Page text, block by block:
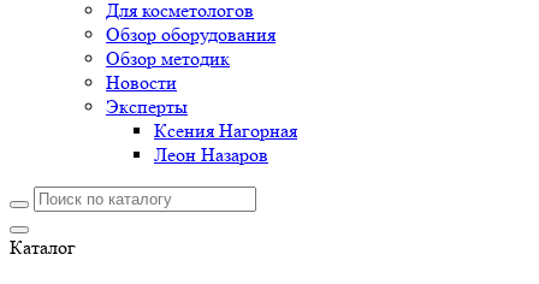
Для косметологов
Обзор оборудования
Обзор методик
Новости
Эксперты
Ксения Нагорная
Леон Назаров
Каталог